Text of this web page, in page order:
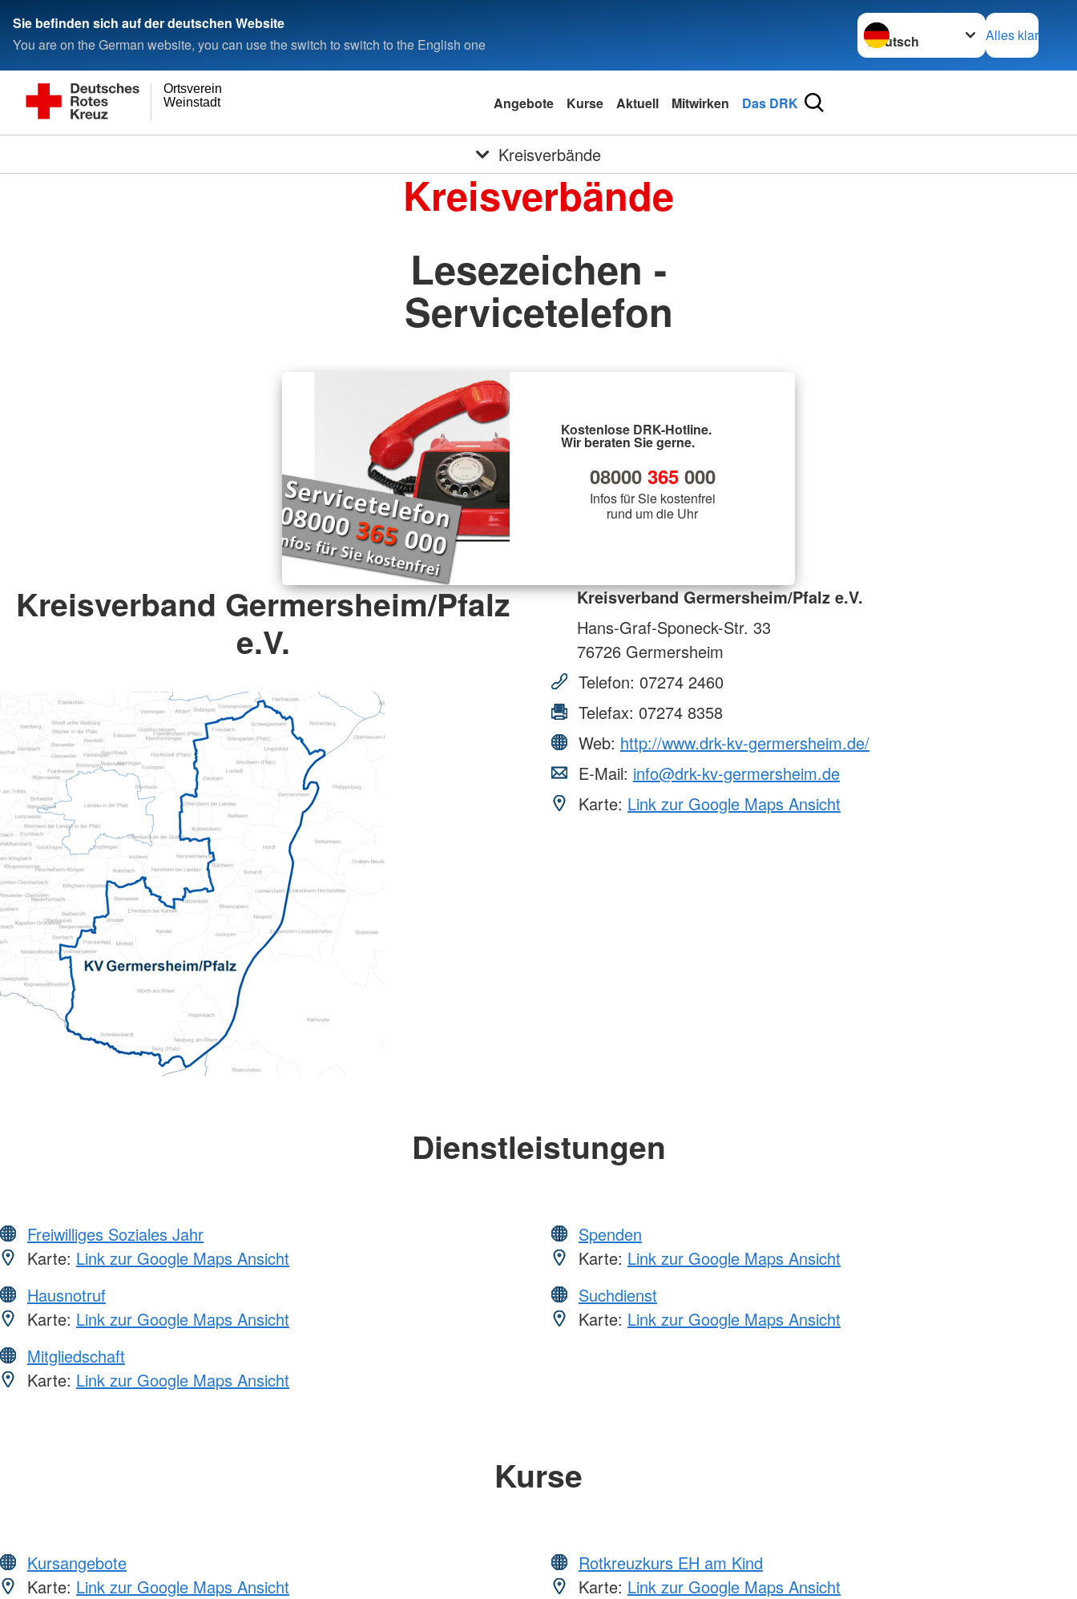
Sie befinden sich auf der deutschen Website
You are on the German website, you can use the switch to switch to the English one
Sprache wechseln zu
Alles klar
Weinstadt
Ortsverein
Angebote Kurse Aktuell Mitwirken Das DRK
Kreisverbände
Kreisverbände
Lesezeichen -
Servicetelefon
Kostenlose DRK-Hotline.
Wir beraten Sie gerne.
08000 365000
Infos für Sie kostenfrei
rund um die Uhr
Kreisverband Germersheim/Pfalz
e.V.
Kreisverband Germersheim/Pfalz e.V.
Hans-Graf-Sponeck-Str. 33
76726 Germersheim
Telefon: 07274 2460
Telefax: 07274 8358
Web: http://www.drk-kv-germersheim.de/
E-Mail: info@drk-kv-germersheim.de
Karte: Link zur Google Maps Ansicht
Dienstleistungen
Freiwilliges Soziales Jahr
Karte: Link zur Google Maps Ansicht
Hausnotruf
Karte: Link zur Google Maps Ansicht
Mitgliedschaft
Karte: Link zur Google Maps Ansicht
Spenden
Karte: Link zur Google Maps Ansicht
Suchdienst
Karte: Link zur Google Maps Ansicht
Kurse
Kursangebote
Karte: Link zur Google Maps Ansicht
Rotkreuzkurs EH am Kind
Karte: Link zur Google Maps Ansicht